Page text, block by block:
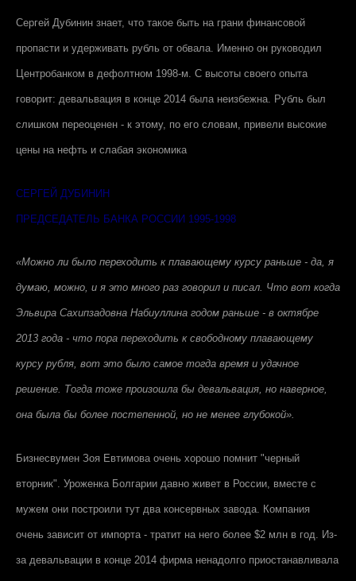
Сергей Дубинин знает, что такое быть на грани финансовой
пропасти и удерживать рубль от обвала. Именно он руководил
Центробанком в дефолтном 1998-м. С высоты своего опыта
говорит: девальвация в конце 2014 была неизбежна. Рубль был
слишком переоценен - к этому, по его словам, привели высокие
цены на нефть и слабая экономика
СЕРГЕЙ ДУБИНИН
ПРЕДСЕДАТЕЛЬ БАНКА РОССИИ 1995-1998
«Можно ли было переходить к плавающему курсу раньше - да, я
думаю, можно, и я это много раз говорил и писал. Что вот когда
Эльвира Сахипзадовна Набиуллина годом раньше - в октябре
2013 года - что пора переходить к свободному плавающему
курсу рубля, вот это было самое тогда время и удачное
решение. Тогда тоже произошла бы девальвация, но наверное,
она была бы более постепенной, но не менее глубокой».
Бизнесвумен Зоя Евтимова очень хорошо помнит "черный
вторник". Уроженка Болгарии давно живет в России, вместе с
мужем они построили тут два консервных завода. Компания
очень зависит от импорта - тратит на него более $2 млн в год. Из-
за девальвации в конце 2014 фирма ненадолго приостанавливала